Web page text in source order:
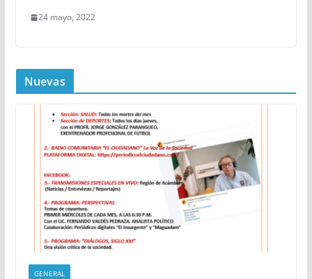
24 mayo, 2022
Nuevas
GENERAL